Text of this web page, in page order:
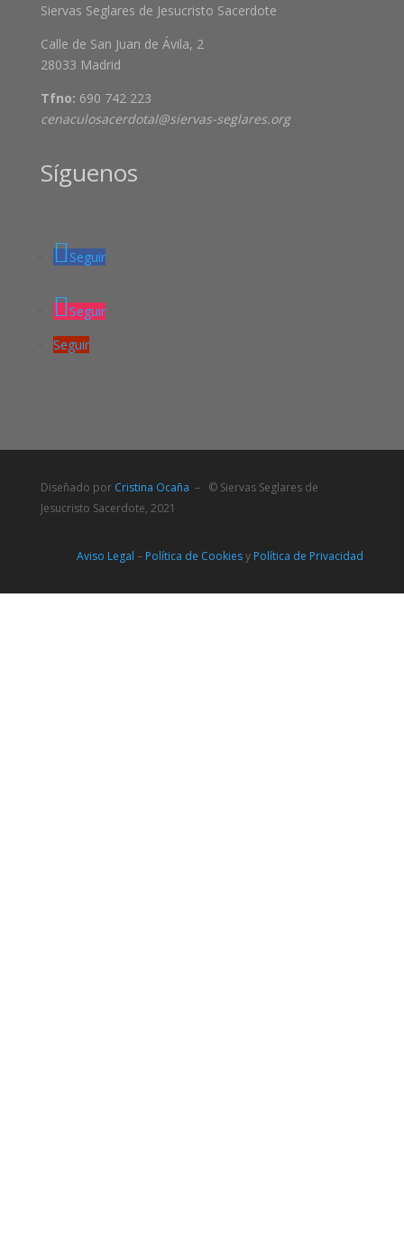
Siervas Seglares de Jesucristo Sacerdote
Calle de San Juan de Ávila, 2
28033 Madrid
Tfno: 690 742 223
cenaculosacerdotal@siervas-seglares.org
Síguenos
Seguir
Seguir
Seguir
Diseñado por Cristina Ocaña – © Siervas Seglares de
Jesucristo Sacerdote, 2021
Aviso Legal – Política de Cookiesy Política de Privacidad